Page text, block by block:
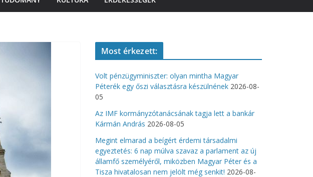
Most érkezett:
Volt pénzügyminiszter: olyan mintha Magyar
Péterék egy őszi választásra készülnének 2026-08-
05
Az IMF kormányzótanácsának tagja lett a bankár
Kármán András 2026-08-05
Megint elmarad a beígért érdemi társadalmi
egyeztetés: 6 nap múlva szavaz a parlament az új
államfő személyéről, miközben Magyar Péter és a
Tisza hivatalosan nem jelölt még senkit! 2026-08-